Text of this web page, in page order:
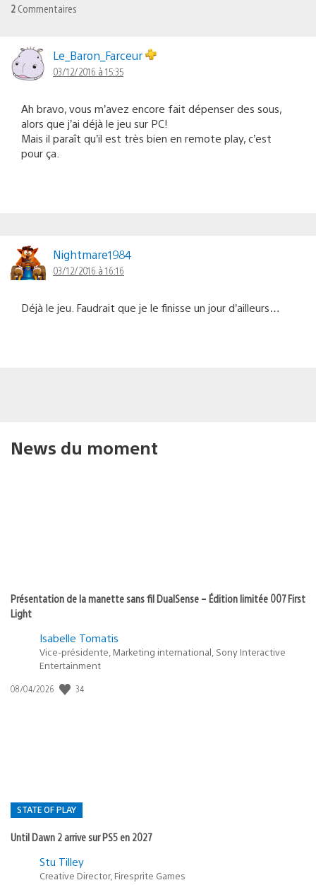
2 Commentaires
Le_Baron_Farceur
03/12/2016 à 15:35
Ah bravo, vous m’avez encore fait dépenser des sous,
alors que j’ai déjà le jeu sur PC!
Mais il paraît qu’il est très bien en remote play, c’est
pour ça.
Nightmare1984
03/12/2016 à 16:16
Déjà le jeu. Faudrait que je le finisse un jour d’ailleurs…
News du moment
Présentation de la manette sans fil DualSense – Édition limitée 007 First
Light
Isabelle Tomatis
Vice-présidente, Marketing international, Sony Interactive
Entertainment
Date
08/04/2026 34
STATE OF PLAY
Until Dawn 2 arrive sur PS5 en 2027
PostéeStu Tilley
Creative Director, Firesprite Games